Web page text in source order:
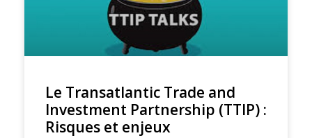
Le Transatlantic Trade and
Investment Partnership (TTIP) :
Risques et enjeux